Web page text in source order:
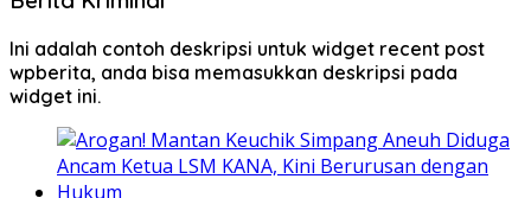
Ini adalah contoh deskripsi untuk widget recent post
wpberita, anda bisa memasukkan deskripsi pada
widget ini.